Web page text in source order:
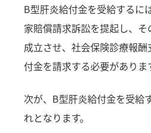
B型肝炎給付金を受給するに
家賠償請求訴訟を提起し、
成立させ、社会保険診療報
付金を請求する必要がありま
次が、B型肝炎給付金を受給
れとなります。